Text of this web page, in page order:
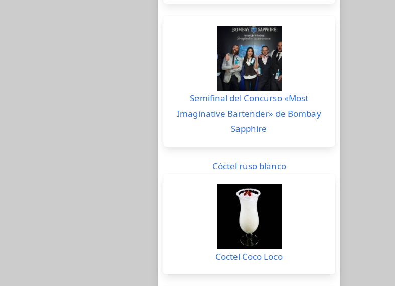
Semifinal del Concurso «Most
Imaginative Bartender» de Bombay
Sapphire
Cóctel ruso blanco
Coctel Coco Loco